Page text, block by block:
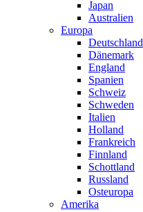
Japan
Australien
Europa
Deutschland
Dänemark
England
Spanien
Schweiz
Schweden
Italien
Holland
Frankreich
Finnland
Schottland
Russland
Osteuropa
Amerika